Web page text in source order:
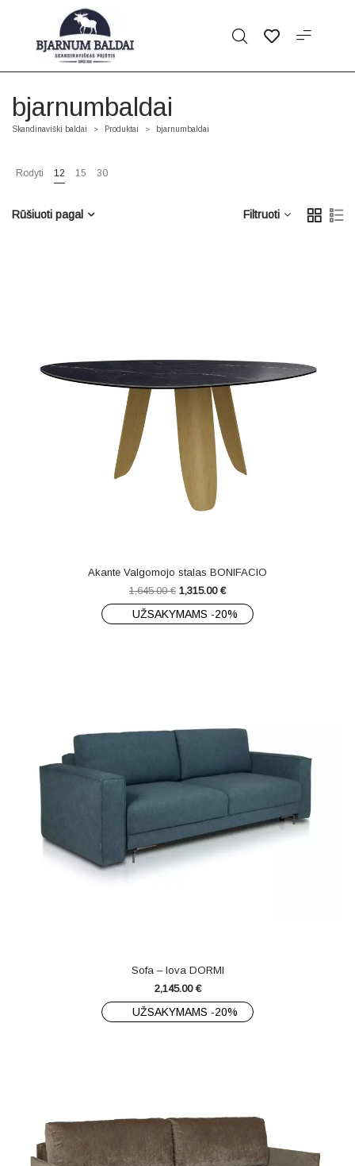
bjarnumbaldai
Skandinaviški baldai > Produktai > bjarnumbaldai
Rodyti 12 15 30
Filtruoti
Rūšiuoti pagal
Akante Valgomojo stalas BONIFACIO
1,645.00€ 1,315.00 €
UŽSAKYMAMS -20%
Sofa – lova DORMI
2,145.00 €
UŽSAKYMAMS -20%